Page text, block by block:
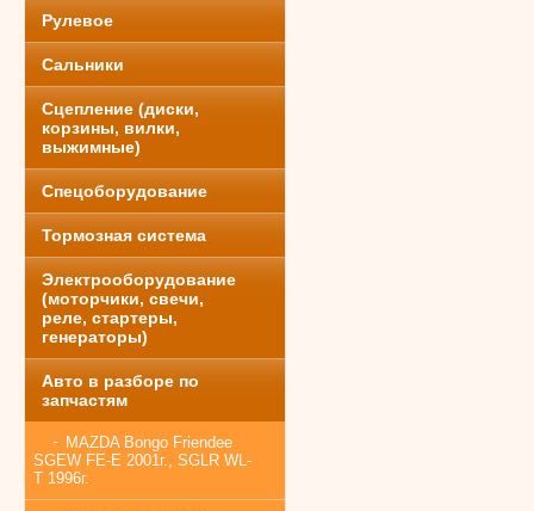
Рулевое
Сальники
Сцепление (диски,
корзины, вилки,
выжимные)
Спецоборудование
Тормозная система
Электрооборудование
(моторчики, свечи,
реле, стартеры,
генераторы)
Авто в разборе по
запчастям
MAZDA Bongo Friendee
SGEW FE-E 2001г., SGLR WL-
T 1996г.